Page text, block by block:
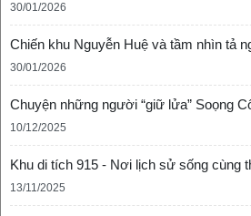
30/01/2026
Chiến khu Nguyễn Huệ và tầm nhìn tả
30/01/2026
Chuyện những người “giữ lửa” Soọng
10/12/2025
Khu di tích 915 - Nơi lịch sử sống cùng
13/11/2025